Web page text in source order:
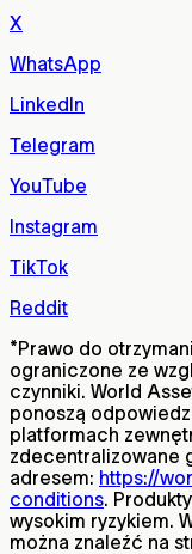
X
WhatsApp
LinkedIn
Telegram
YouTube
Instagram
TikTok
Reddit
*Prawo do
ograniczone ze
czynniki. World
ponoszą
platformach
zdecentralizowane
adresem: https://
conditions.
wysokim ryzykiem.
można znaleźć na